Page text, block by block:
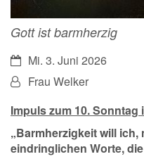
Gott ist barmherzig
Datum:Mi. 3. Juni 2026
Von:Frau Welker
Impuls zum 10.
„Barmherzigkeit will ich,
eindringlichen Worte,